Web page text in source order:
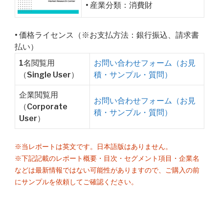
• 産業分類：消費財
• 価格ライセンス（※お支払方法：銀行振込、請求書
払い）
1名閲覧用
（Single User）
お問い合わせフォーム（お見
積・サンプル・質問）
企業閲覧用
（Corporate
User）
お問い合わせフォーム（お見
積・サンプル・質問）
※当レポートは英文です。日本語版はありません。
※下記記載のレポート概要・目次・セグメント項目・企業名
などは最新情報ではない可能性がありますので、ご購入の前
にサンプルを依頼してご確認ください。